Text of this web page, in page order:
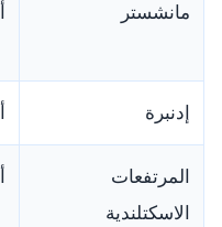
مانشستر
إدنبرة
المرتفعات
الاسكتلندية